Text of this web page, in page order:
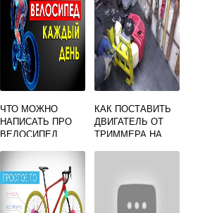
ЧТО МОЖНО
НАПИСАТЬ ПРО
ВЕЛОСИПЕД
КАК ПОСТАВИТЬ
ДВИГАТЕЛЬ ОТ
ТРИММЕРА НА